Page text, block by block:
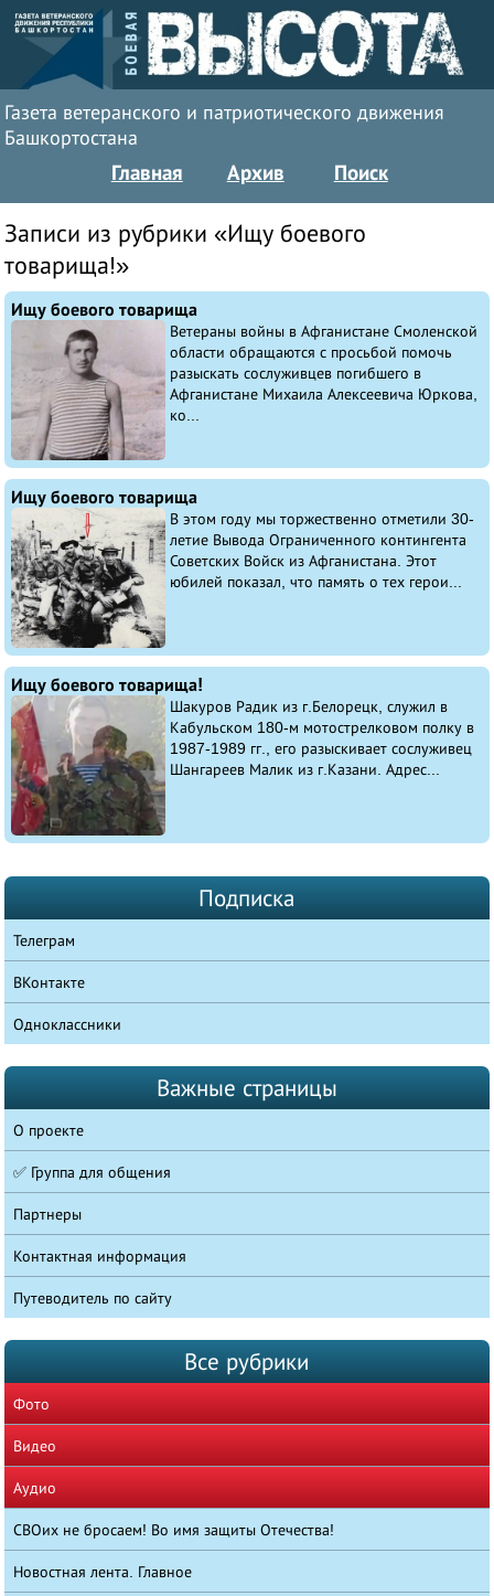
Газета ветеранского и патриотического движения
Башкортостана
Главная Архив Поиск
Записи из рубрики «Ищу боевого
товарища!»
Ищу боевого товарища
Ветераны войны в Афганистане Смоленской
области обращаются с просьбой помочь
разыскать сослуживцев погибшего в
Афганистане Михаила Алексеевича Юркова,
ко...
Ищу боевого товарища
В этом году мы торжественно отметили 30-
летие Вывода Ограниченного контингента
Советских Войск из Афганистана. Этот
юбилей показал, что память о тех герои...
Ищу боевого товарища!
Шакуров Радик из г.Белорецк, служил в
Кабульском 180-м мотострелковом полку в
1987-1989 гг., его разыскивает сослуживец
Шангареев Малик из г.Казани. Адрес...
Подписка
Телеграм
ВКонтакте
Одноклассники
Важные страницы
О проекте
✅ Группа для общения
Партнеры
Контактная информация
Путеводитель по сайту
Все рубрики
Фото
Видео
Аудио
СВОих не бросаем! Во имя защиты Отечества!
Новостная лента. Главное